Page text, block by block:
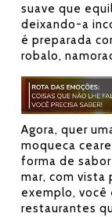
suave que
deixando-a
é preparada
robalo,
Agora, quer
moqueca
forma de
mar, com vista
exemplo, você
restaurantes